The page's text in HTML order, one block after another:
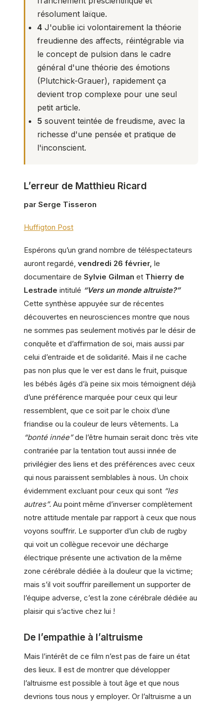
résolument laïque.
4 J'oublie ici volontairement la théorie
freudienne des affects, réintégrable via
le concept de pulsion dans le cadre
général d'une théorie des émotions
(Plutchick-Grauer), rapidement ça
devient trop complexe pour une seul
petit article.
5 souvent teintée de freudisme, avec la
richesse d'une pensée et pratique de
l'inconscient.
L’erreur de Matthieu Ricard
par Serge Tisseron
Huffigton Post
Espérons qu’un grand nombre de téléspectateurs
auront regardé, vendredi 26 février, le
documentaire de Sylvie Gilman et Thierry de
Lestrade intitulé “Vers un monde altruiste?”
Cette synthèse appuyée sur de récentes
découvertes en neurosciences montre que nous
ne sommes pas seulement motivés par le désir de
conquête et d’affirmation de soi, mais aussi par
celui d’entraide et de solidarité. Mais il ne cache
pas non plus que le ver est dans le fruit, puisque
les bébés âgés d’à peine six mois témoignent déjà
d’une préférence marquée pour ceux qui leur
ressemblent, que ce soit par le choix d’une
friandise ou la couleur de leurs vêtements. La
“bonté innée”de l’être humain serait donc très vite
contrariée par la tentation tout aussi innée de
privilégier des liens et des préférences avec ceux
qui nous paraissent semblables à nous. Un choix
évidemment excluant pour ceux qui sont “les
autres”. Au point même d’inverser complètement
notre attitude mentale par rapport à ceux que nous
voyons souffrir. Le supporter d’un club de rugby
qui voit un collègue recevoir une décharge
électrique présente une activation de la même
zone cérébrale dédiée à la douleur que la victime;
mais s’il voit souffrir pareillement un supporter de
l’équipe adverse, c’est la zone cérébrale dédiée au
plaisir qui s’active chez lui !
De l’empathie à l’altruisme
Mais l’intérêt de ce film n’est pas de faire un état
des lieux. Il est de montrer que développer
l’altruisme est possible à tout âge et que nous
devrions tous nous y employer. Or l’altruisme a un